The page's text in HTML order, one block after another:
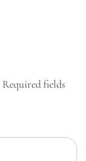
Required fields